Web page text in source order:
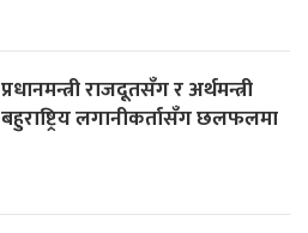
प्रधानमन्त्री राजदूतसँग र अर्थमन्त्री
बहुराष्ट्रिय लगानीकर्तासँग छलफलमा